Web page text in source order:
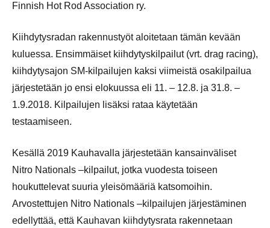
Finnish Hot Rod Association ry.
Kiihdytysradan rakennustyöt aloitetaan tämän kevään
kuluessa. Ensimmäiset kiihdytyskilpailut (vrt. drag racing),
kiihdytysajon SM-kilpailujen kaksi viimeistä osakilpailua
järjestetään jo ensi elokuussa eli 11. – 12.8. ja 31.8. –
1.9.2018. Kilpailujen lisäksi rataa käytetään
testaamiseen.
Kesällä 2019 Kauhavalla järjestetään kansainväliset
Nitro Nationals –kilpailut, jotka vuodesta toiseen
houkuttelevat suuria yleisömääriä katsomoihin.
Arvostettujen Nitro Nationals –kilpailujen järjestäminen
edellyttää, että Kauhavan kiihdytysrata rakennetaan